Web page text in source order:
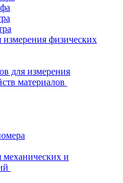
физических
для измерения
материалов
механических и